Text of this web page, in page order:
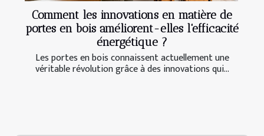
Comment les innovations en matière de
portes en bois améliorent-elles l'efficacité
énergétique ?
Les portes en bois connaissent actuellement une
véritable révolution grâce à des innovations qui...